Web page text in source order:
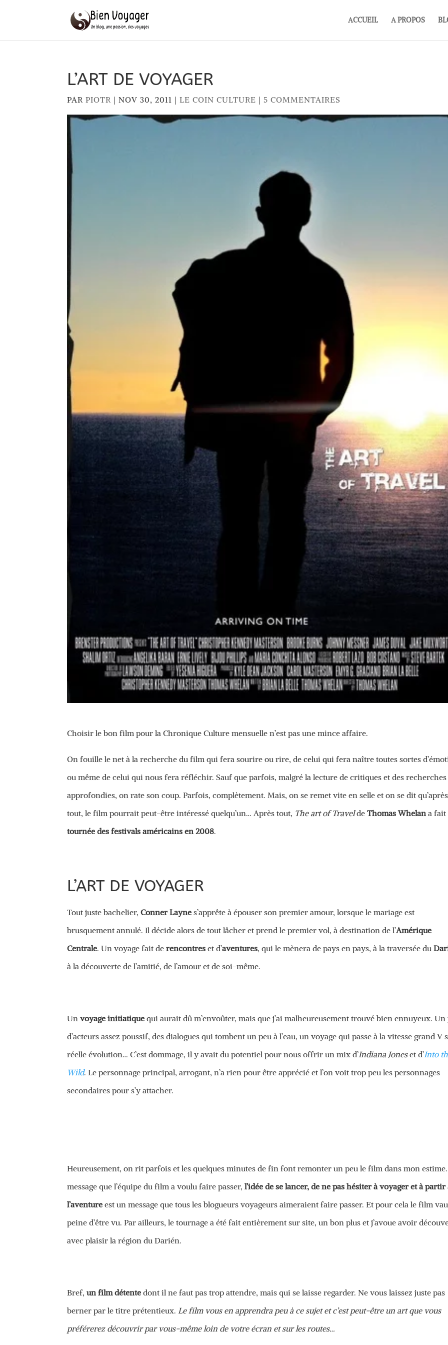
ACCUEIL A PROPOS
L’ART DE VOYAGER
PARPIOTR |NOV 30, 2011 |LE COIN CULTURE | 5 COMMENTAIRES
Choisir le bon film pour la Chronique Culture mensuelle n’est pas une mince affaire.
On fouille le net à la recherche du film qui fera sourire ou rire, de celui qui fera naître toutes sortes
ou même de celui qui nous fera réfléchir. Sauf que parfois, malgré la lecture de critiques et des recherches
approfondies, on rate son coup. Parfois, complètement. Mais, on se remet vite en selle et on se dit qu’après
tout, le film pourrait peut-être intéressé quelqu’un… Après tout, The art of TraveldeThomas Whelan a fait
tournée des festivals américains en 2008.
L’ART DE VOYAGER
Tout juste bachelier,Conner Layne s’apprête à épouser son premier amour, lorsque le mariage est
brusquement annulé. Il décide alors de tout lâcher et prend le premier vol, à destination de l’Amérique
Centrale. Un voyage fait derencontres et d’aventures, qui le mènera de pays en pays, à la traversée du
à la découverte de l’amitié, de l’amour et de soi-même.
Unvoyage initiatique qui aurait dû m’envoûter, mais que j’ai malheureusement trouvé bien ennuyeux. Un
d’acteurs assez poussif, des dialogues qui tombent un peu à l’eau, un voyage qui passe à la vitesse grand V
réelle évolution… C’est dommage, il y avait du potentiel pour nous offrir un mix d’Indiana Joneset d’Into
Wild. Le personnage principal, arrogant, n’a rien pour être apprécié et l’on voit trop peu les personnages
secondaires pour s’y attacher.
Heureusement, on rit parfois et les quelques minutes de fin font remonter un peu le film dans mon
message que l’équipe du film a voulu faire passer,l’idée de se lancer, de ne pas hésiter à voyager et à partir
l’aventure est un message que tous les blogueurs voyageurs aimeraient faire passer. Et pour cela le film
peine d’être vu. Par ailleurs, le tournage a été fait entièrement sur site, un bon plus et j’avoue avoir
avec plaisir la région du Darién.
Bref, un film détente dont il ne faut pas trop attendre, mais qui se laisse regarder. Ne vous laissez juste pas
berner par le titre prétentieux. Le film vous en apprendra peu à ce sujet et c’est peut-être un art que vous
préférerez découvrir par vous-même loin de votre écran et sur les routes…